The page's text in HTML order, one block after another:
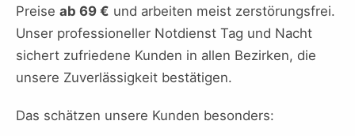
Preise ab 69 € und arbeiten meist zerstörungsfrei.
Unser professioneller Notdienst Tag und Nacht
sichert zufriedene Kunden in allen Bezirken, die
unsere Zuverlässigkeit bestätigen.
Das schätzen unsere Kunden besonders: